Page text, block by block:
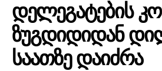
ᲓᲔᲚᲔᲒᲐᲢᲔᲑᲘᲡ
ᲖᲣᲒᲓᲘᲓᲘᲓᲐᲜ
ᲡᲐᲐᲗᲖᲔ ᲓᲐᲘᲫᲠᲐ